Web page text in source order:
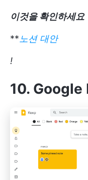
이것을 확인하세요
** 노션 대안
!
10. Google